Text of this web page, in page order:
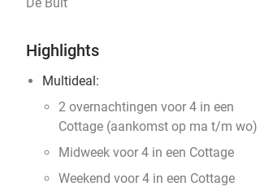
Highlights
Multideal:
2 overnachtingen voor 4 in een
Cottage (aankomst op ma t/m wo)
Midweek voor 4 in een Cottage
Weekend voor 4 in een Cottage